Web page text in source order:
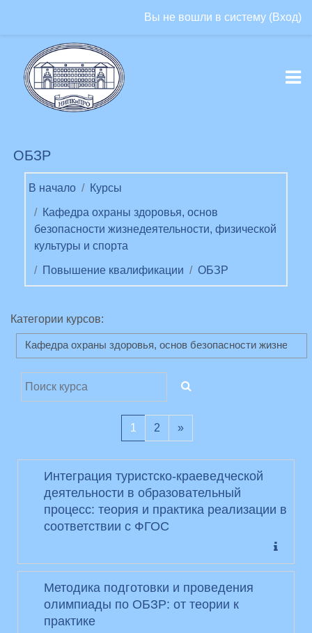
Вы не вошли в систему (Вход)
ОБЗР
В начало Курсы
Кафедра охраны здоровья, основ
безопасности жизнедеятельности, физической
культуры и спорта
Повышение квалификации ОБЗР
Категории курсов:
Поиск курса
1 (текущая)
2 »Следующая страница
Интеграция туристско-краеведческой
деятельности в образовательный
процесс: теория и практика реализации в
соответствии с ФГОС
Методика подготовки и проведения
олимпиады по ОБЗР: от теории к
практике